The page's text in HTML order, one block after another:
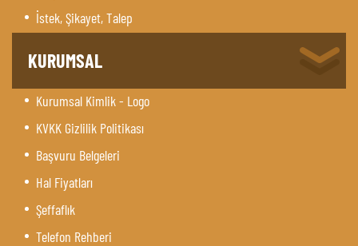
İstek, Şikayet, Talep
KURUMSAL
Kurumsal Kimlik - Logo
KVKK Gizlilik Politikası
Başvuru Belgeleri
Hal Fiyatları
Şeffaflık
Telefon Rehberi